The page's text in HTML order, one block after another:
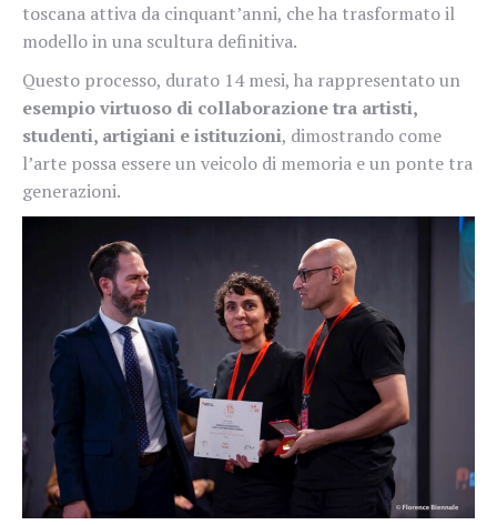
toscana attiva da cinquant’anni, che ha trasformato il
modello in una scultura definitiva.
Questo processo, durato 14 mesi, ha rappresentato un
esempio virtuoso di collaborazione tra artisti,
studenti, artigiani e istituzioni, dimostrando come
l’arte possa essere un veicolo di memoria e un ponte tra
generazioni.